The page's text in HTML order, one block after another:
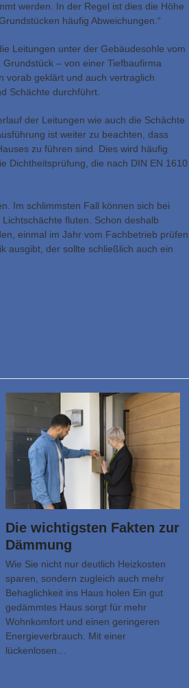
werden. In der Regel ist dies die Höhe
häufig Abweichungen.“
Leitungen unter der Gebäudesohle vom
– von einer Tiefbaufirma
vorab geklärt und auch vertraglich
Schächte durchführt.
der Leitungen wie auch die Schächte
ist weiter zu beachten, dass
zu führen sind. Dies wird häufig
Dichtheitsprüfung, die nach DIN EN 1610
Im schlimmsten Fall können sich bei
fluten. Schon deshalb
einmal im Jahr vom Fachbetrieb prüfen
ausgibt, der sollte schließlich auch ein
Die wichtigsten Fakten zur
Dämmung
Wie Sie nicht nur deutlich Heizkosten
sparen, sondern zugleich auch mehr
Behaglichkeit ins Haus holen Ein gut
gedämmtes Haus sorgt für mehr
Wohnkomfort und einen geringeren
Energieverbrauch. Mit einer
lückenlosen…